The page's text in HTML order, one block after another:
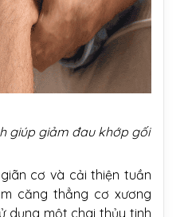
giúp giảm đau khớp gối
cơ và cải thiện tuần
căng thẳng cơ xương
dụng một chai thủy tinh